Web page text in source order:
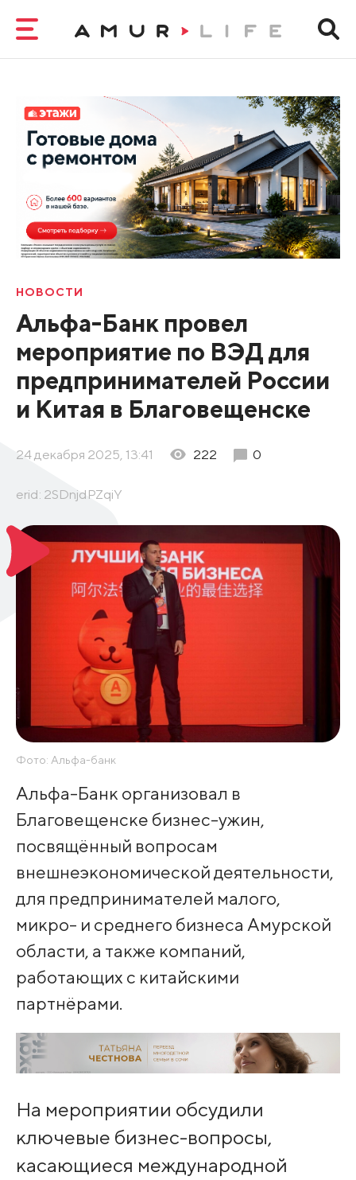
НОВОСТИ
Альфа-Банк провел
мероприятие по ВЭД для
предпринимателей России
и Китая в Благовещенске
24 декабря 2025, 13:41 222 0
erid: 2SDnjdPZqiY
Фото: Альфа-банк
Альфа-Банк организовал в
Благовещенске бизнес-ужин,
посвящённый вопросам
внешнеэкономической деятельности,
для предпринимателей малого,
микро- и среднего бизнеса Амурской
области, а также компаний,
работающих с китайскими
партнёрами.
На мероприятии обсудили
ключевые бизнес-вопросы,
касающиеся международной